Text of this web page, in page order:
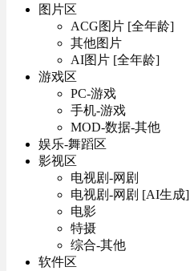
图片区
ACG图片 [全年龄]
其他图片
AI图片 [全年龄]
游戏区
PC-游戏
手机-游戏
MOD-数据-其他
娱乐-舞蹈区
影视区
电视剧-网剧
电视剧-网剧 [AI生成]
电影
特摄
综合-其他
软件区